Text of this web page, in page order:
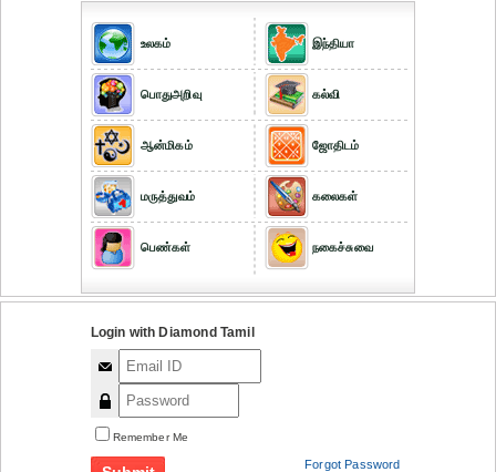
உலகம்
பொதுஅறிவு
ஆன்மிகம்
மருத்துவம்
பெண்கள்
இந்தியா
கல்வி
ஜோதிடம்
கலைகள்
நகைச்சுவை
Login with Diamond Tamil
Remember Me
Forgot Password